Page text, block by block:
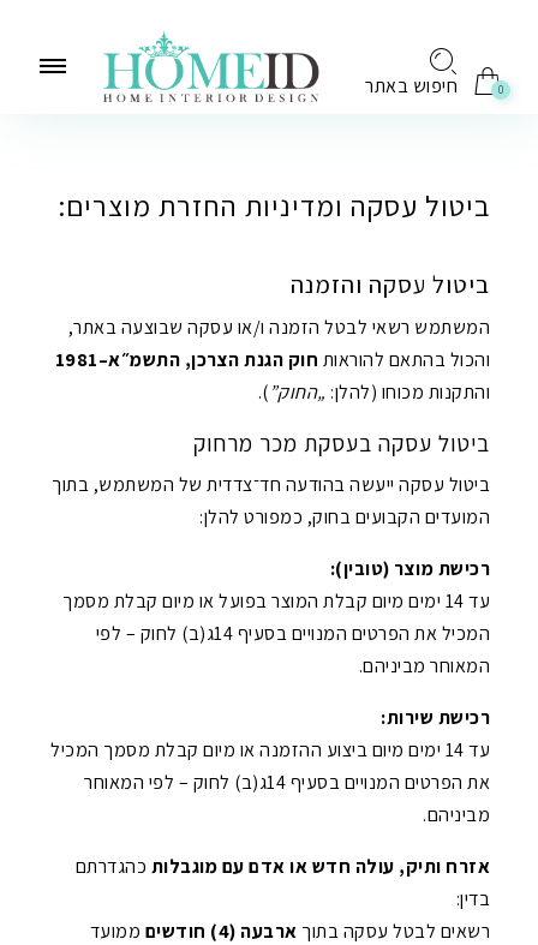
חיפוש באתר 0
ביטול עסקה ומדיניות החזרת מוצרים:
ביטול עסקה והזמנה
המשתמש רשאי לבטל הזמנה ו/או עסקה שבוצעה באתר,
והכול בהתאם להוראות חוק הגנת הצרכן, התשמ״א–1981
והתקנות מכוחו (להלן: „החוק”).
ביטול עסקה בעסקת מכר מרחוק
ביטול עסקה ייעשה בהודעה חד־צדדית של המשתמש, בתוך
המועדים הקבועים בחוק, כמפורט להלן:
רכישת מוצר (טובין):
עד 14 ימים מיום קבלת המוצר בפועל או מיום קבלת מסמך
המכיל את הפרטים המנויים בסעיף 14ג(ב) לחוק – לפי
המאוחר מביניהם.
רכישת שירות:
עד 14 ימים מיום ביצוע ההזמנה או מיום קבלת מסמך המכיל
את הפרטים המנויים בסעיף 14ג(ב) לחוק – לפי המאוחר
מביניהם.
אזרח ותיק, עולה חדש או אדם עם מוגבלות כהגדרתם
בדין:
רשאים לבטל עסקה בתוך ארבעה (4) חודשים
ממועד